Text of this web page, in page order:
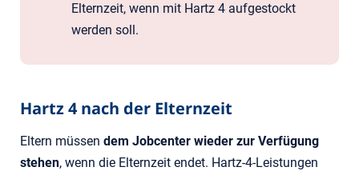
Elternzeit, wenn mit Hartz 4 aufgestockt
werden soll.
Hartz 4 nach der Elternzeit
Eltern müssen dem Jobcenter wieder zur Verfügung
stehen, wenn die Elternzeit endet. Hartz-4-Leistungen